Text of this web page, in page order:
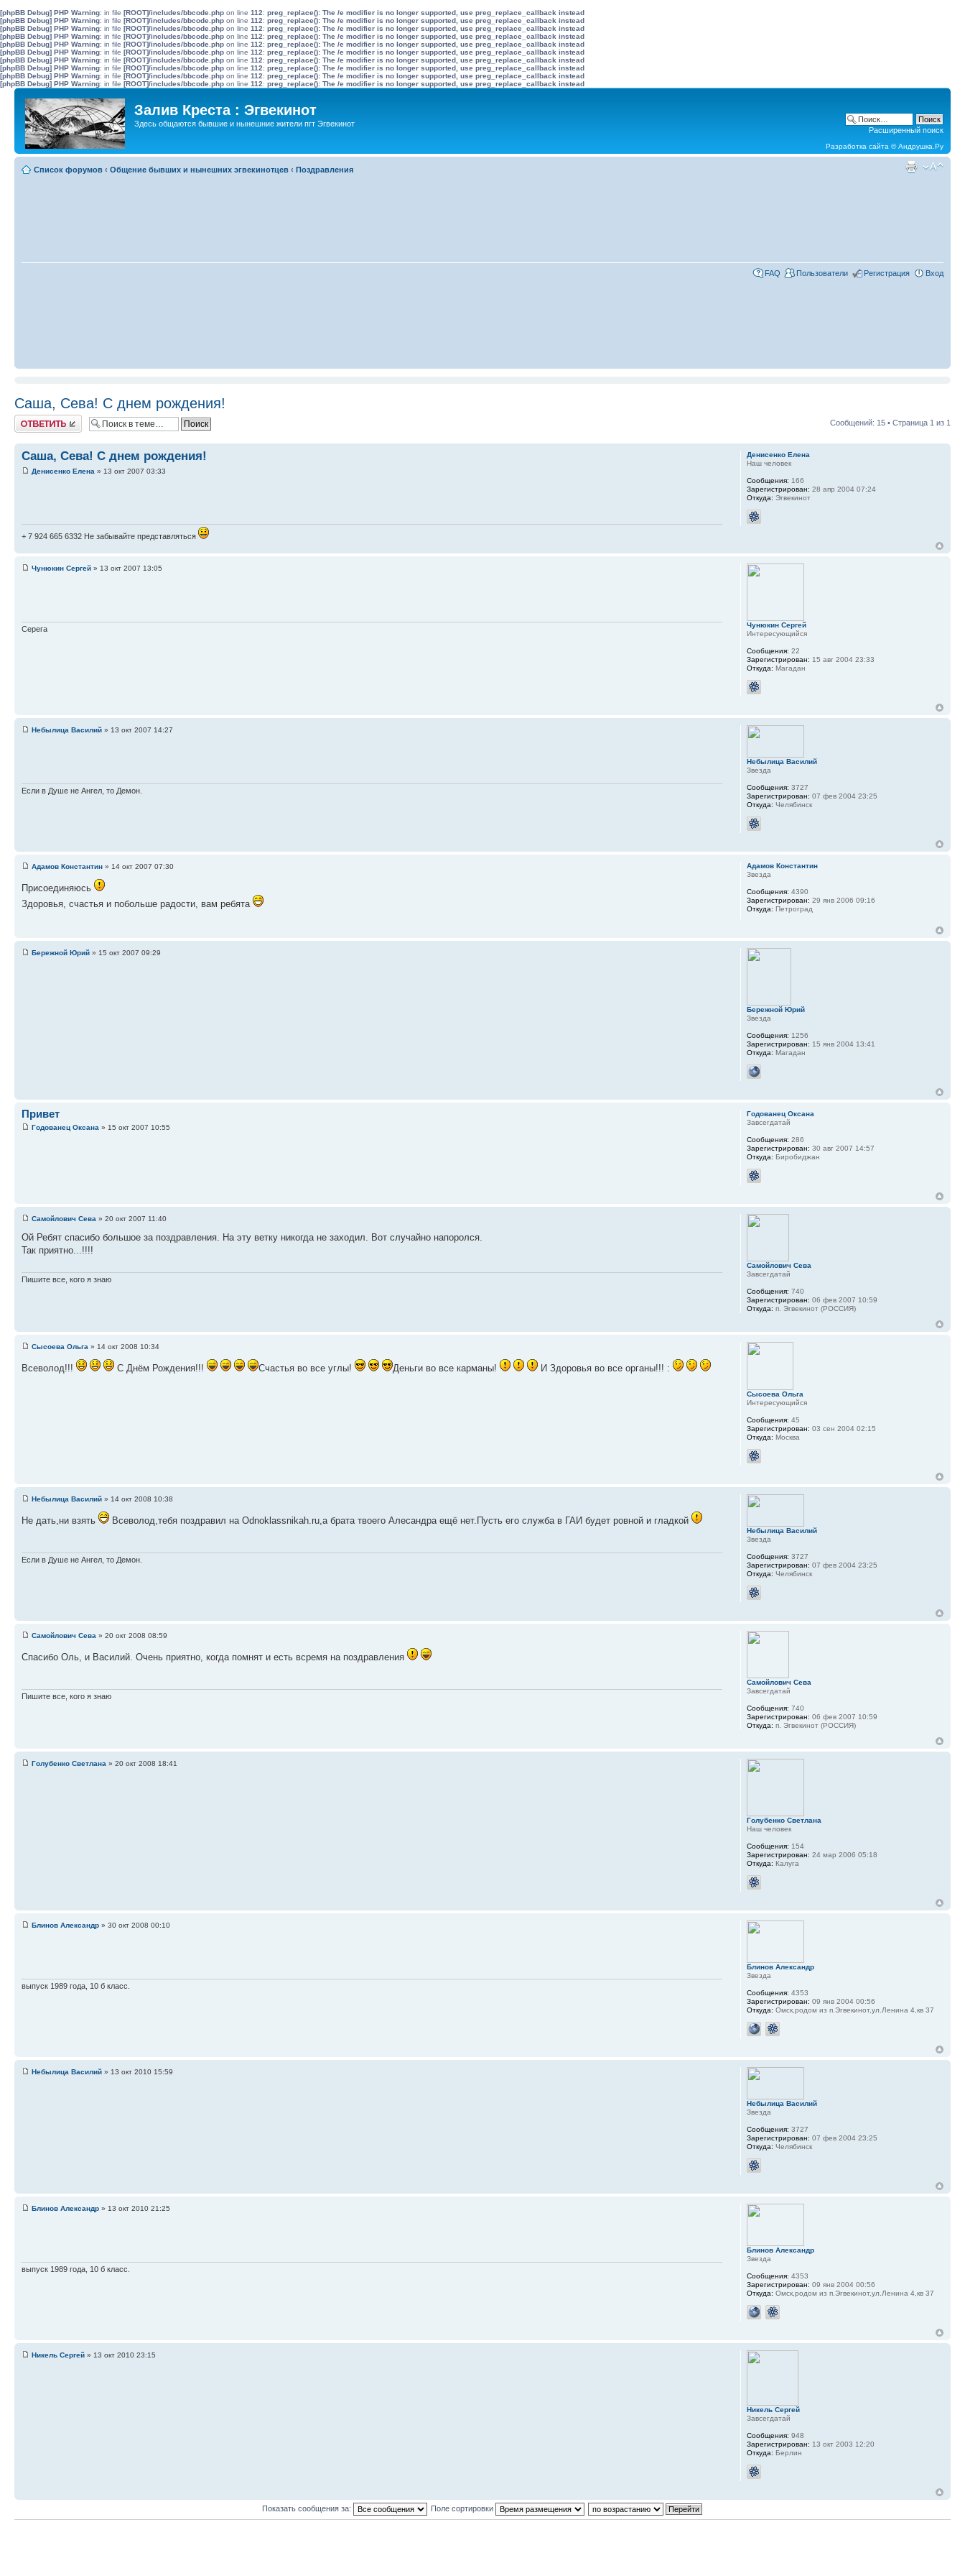
[phpBB Debug] PHP Warning: in file [ROOT]/includes/bbcode.php on line 112: preg_replace(): The /e modifier is no longer supported, use preg_replace_callback instead
[phpBB Debug] PHP Warning: in file [ROOT]/includes/bbcode.php on line 112: preg_replace(): The /e modifier is no longer supported, use preg_replace_callback instead
[phpBB Debug] PHP Warning: in file [ROOT]/includes/bbcode.php on line 112: preg_replace(): The /e modifier is no longer supported, use preg_replace_callback instead
[phpBB Debug] PHP Warning: in file [ROOT]/includes/bbcode.php on line 112: preg_replace(): The /e modifier is no longer supported, use preg_replace_callback instead
[phpBB Debug] PHP Warning: in file [ROOT]/includes/bbcode.php on line 112: preg_replace(): The /e modifier is no longer supported, use preg_replace_callback instead
[phpBB Debug] PHP Warning: in file [ROOT]/includes/bbcode.php on line 112: preg_replace(): The /e modifier is no longer supported, use preg_replace_callback instead
[phpBB Debug] PHP Warning: in file [ROOT]/includes/bbcode.php on line 112: preg_replace(): The /e modifier is no longer supported, use preg_replace_callback instead
[phpBB Debug] PHP Warning: in file [ROOT]/includes/bbcode.php on line 112: preg_replace(): The /e modifier is no longer supported, use preg_replace_callback instead
[phpBB Debug] PHP Warning: in file [ROOT]/includes/bbcode.php on line 112: preg_replace(): The /e modifier is no longer supported, use preg_replace_callback instead
[phpBB Debug] PHP Warning: in file [ROOT]/includes/bbcode.php on line 112: preg_replace(): The /e modifier is no longer supported, use preg_replace_callback instead
Залив Креста : Эгвекинот
Здесь общаются бывшие и нынешние жители пгт Эгвекинот
Расширенный поиск
Разработка сайта ©Андрушка.Ру
Список форумов ‹ Общение бывших и нынешних эгвекинотцев ‹ Поздравления
FAQ Пользователи Регистрация Вход
Саша, Сева! С днем рождения!
Ответить Сообщений: 15 • Страница 1 из 1
Саша, Сева! С днем рождения!
Денисенко Елена » 13 окт 2007 03:33
+ 7 924 665 6332 Не забывайте представляться
Денисенко Елена
Наш человек
Сообщения: 166
Зарегистрирован: 28 апр 2004 07:24
Откуда: Эгвекинот
Чунюкин Сергей » 13 окт 2007 13:05
Серега
Чунюкин Сергей
Интересующийся
Сообщения: 22
Зарегистрирован: 15 авг 2004 23:33
Откуда: Магадан
Небылица Василий » 13 окт 2007 14:27
Если в Душе не Ангел, то Демон.
Небылица Василий
Звезда
Сообщения: 3727
Зарегистрирован: 07 фев 2004 23:25
Откуда: Челябинск
Адамов Константин » 14 окт 2007 07:30
Присоединяюсь
Здоровья, счастья и побольше радости, вам ребята
Адамов Константин
Звезда
Сообщения: 4390
Зарегистрирован: 29 янв 2006 09:16
Откуда: Петроград
Бережной Юрий » 15 окт 2007 09:29
Бережной Юрий
Звезда
Сообщения: 1256
Зарегистрирован: 15 янв 2004 13:41
Откуда: Магадан
Привет
Годованец Оксана » 15 окт 2007 10:55
Годованец Оксана
Завсегдатай
Сообщения: 286
Зарегистрирован: 30 авг 2007 14:57
Откуда: Биробиджан
Самойлович Сева » 20 окт 2007 11:40
Ой Ребят спасибо большое за поздравления. На эту ветку никогда не заходил. Вот случайно напоролся.
Так приятно...!!!!
Пишите все, кого я знаю
Самойлович Сева
Завсегдатай
Сообщения: 740
Зарегистрирован: 06 фев 2007 10:59
Откуда: п. Эгвекинот (РОССИЯ)
Сысоева Ольга » 14 окт 2008 10:34
Всеволод!!! С Днём Рождения!!! Счастья во все углы! Деньги во все карманы! И Здоровья во все органы!!! :
Сысоева Ольга
Интересующийся
Сообщения: 45
Зарегистрирован: 03 сен 2004 02:15
Откуда: Москва
Небылица Василий » 14 окт 2008 10:38
Не дать,ни взять Всеволод,тебя поздравил на Odnoklassnikah.ru,а брата твоего Алесандра ещё нет.Пусть его служба в ГАИ будет ровной и гладкой
Если в Душе не Ангел, то Демон.
Небылица Василий
Звезда
Сообщения: 3727
Зарегистрирован: 07 фев 2004 23:25
Откуда: Челябинск
Самойлович Сева » 20 окт 2008 08:59
Спасибо Оль, и Василий. Очень приятно, когда помнят и есть всремя на поздравления
Пишите все, кого я знаю
Самойлович Сева
Завсегдатай
Сообщения: 740
Зарегистрирован: 06 фев 2007 10:59
Откуда: п. Эгвекинот (РОССИЯ)
Голубенко Светлана » 20 окт 2008 18:41
Голубенко Светлана
Наш человек
Сообщения: 154
Зарегистрирован: 24 мар 2006 05:18
Откуда: Калуга
Блинов Александр » 30 окт 2008 00:10
выпуск 1989 года, 10 б класс.
Блинов Александр
Звезда
Сообщения: 4353
Зарегистрирован: 09 янв 2004 00:56
Откуда: Омск,родом из п.Эгвекинот,ул.Ленина 4,кв 37
Небылица Василий » 13 окт 2010 15:59
Небылица Василий
Звезда
Сообщения: 3727
Зарегистрирован: 07 фев 2004 23:25
Откуда: Челябинск
Блинов Александр » 13 окт 2010 21:25
выпуск 1989 года, 10 б класс.
Блинов Александр
Звезда
Сообщения: 4353
Зарегистрирован: 09 янв 2004 00:56
Откуда: Омск,родом из п.Эгвекинот,ул.Ленина 4,кв 37
Никель Сергей » 13 окт 2010 23:15
Никель Сергей
Завсегдатай
Сообщения: 948
Зарегистрирован: 13 окт 2003 12:20
Откуда: Берлин
Показать сообщения за: Поле сортировки